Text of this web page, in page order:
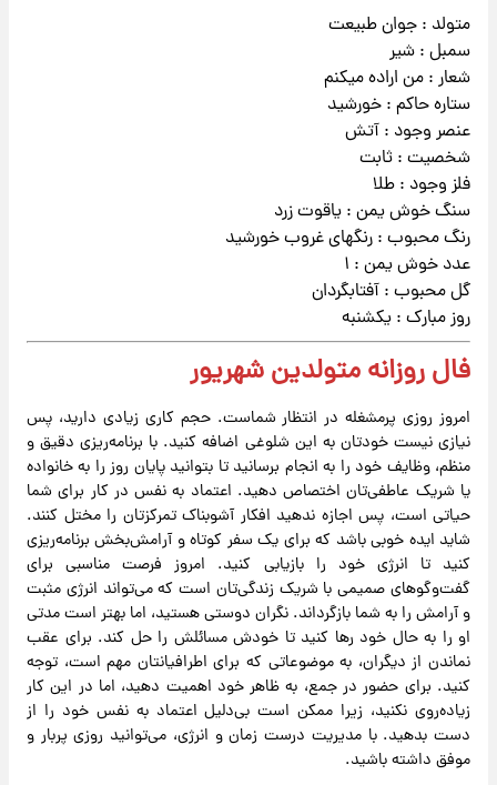
متولد : جوان طبیعت
سمبل : شیر
شعار : من اراده میکنم
ستاره حاکم : خورشید
عنصر وجود : آتش
شخصیت : ثابت
فلز وجود : طلا
سنگ خوش یمن : یاقوت زرد
رنگ محبوب : رنگهای غروب خورشید
عدد خوش یمن : ۱
گل محبوب : آفتابگردان
روز مبارک : یکشنبه
فال روزانه متولدین شهریور
امروز روزی پرمشغله در انتظار شماست. حجم کاری زیادی دارید، پس
نیازی نیست خودتان به این شلوغی اضافه کنید. با برنامه‌ریزی دقیق و
منظم، وظایف خود را به انجام برسانید تا بتوانید پایان روز را به خانواده
یا شریک عاطفی‌تان اختصاص دهید. اعتماد به نفس در کار برای شما
حیاتی است، پس اجازه ندهید افکار آشوبناک تمرکزتان را مختل کنند.
شاید ایده خوبی باشد که برای یک سفر کوتاه و آرامش‌بخش برنامه‌ریزی
کنید تا انرژی خود را بازیابی کنید. امروز فرصت مناسبی برای
گفت‌وگوهای صمیمی با شریک زندگی‌تان است که می‌تواند انرژی مثبت
و آرامش را به شما بازگرداند. نگران دوستی هستید، اما بهتر است مدتی
او را به حال خود رها کنید تا خودش مسائلش را حل کند. برای عقب
نماندن از دیگران، به موضوعاتی که برای اطرافیانتان مهم است، توجه
کنید. برای حضور در جمع، به ظاهر خود اهمیت دهید، اما در این کار
زیاده‌روی نکنید، زیرا ممکن است بی‌دلیل اعتماد به نفس خود را از
دست بدهید. با مدیریت درست زمان و انرژی، می‌توانید روزی پربار و
موفق داشته باشید.